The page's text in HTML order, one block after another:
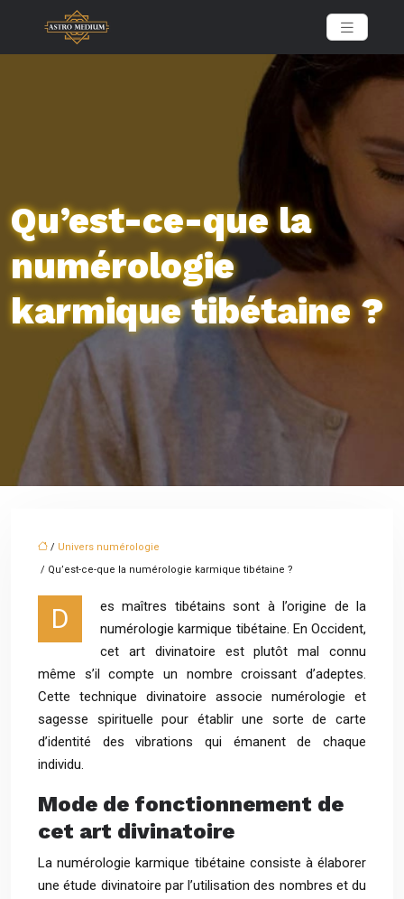
Qu’est-ce-que la
numérologie
karmique tibétaine ?
/ Univers numérologie
/ Qu’est-ce-que la numérologie karmique tibétaine ?
D
es maîtres tibétains sont à l’origine de la
numérologie karmique tibétaine. En Occident,
cet art divinatoire est plutôt mal connu
même s’il compte un nombre croissant d’adeptes.
Cette technique divinatoire associe numérologie et
sagesse spirituelle pour établir une sorte de carte
d’identité des vibrations qui émanent de chaque
individu.
Mode de fonctionnement de
cet art divinatoire
La numérologie karmique tibétaine consiste à élaborer
une étude divinatoire par l’utilisation des nombres et du